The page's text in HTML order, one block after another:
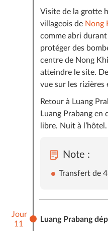
Visite de la grotte
villageois de Nong
comme abri durant
protéger des
centre de Nong
atteindre le site.
vue sur les rizières
Retour à Luang
Luang Prabang en
libre. Nuit à l’hôtel.
Note :
Transfert de
Jour
11
Luang Prabang